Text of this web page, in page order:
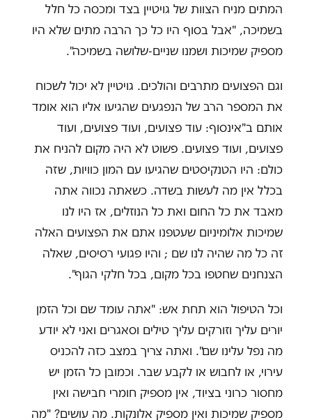
המתים מניח הצוות של גויטיין בצד ומכסה כל חלל
בשמיכה, "אבל בסוף היו כל כך הרבה מתים שלא היו
מספיק שמיכות ושמנו שניים-שלושה בשמיכה".
וגם הפצועים מתרבים והולכים. גויטיין לא יכול לשכוח
את המספר הרב של הנפגעים שהגיעו אליו הוא אומד
אותם ב"אינסוף: עוד פצועים, ועוד פצועים, ועוד
פצועים, ועוד פצועים. פשוט לא היה מקום להניח את
כולם: היו הטנקיסטים שהגיעו עם המון כוויות, שזה
בכלל אין מה לעשות בשדה. כשאתה נכווה אתה
מאבד את כל החום ואת כל הנוזלים, אז היו לנו
שמיכות אלומיניום שעטפנו אתם את הפצועים האלה
זה כל מה שהיה לנו שם ; והיו פגועי רסיסים, שאלה
הצנחנים שחטפו בכל מקום, בכל חלקי הגוף".
וכל הטיפול הוא תחת אש: "אתה עומד שם וכל הזמן
יורים עליך וזורקים עליך טילים וסאגרים ואני לא יודע
מה נפל עלינו שם". ואתה צריך במצב כזה להכניס
עירוי, או לחבוש או לקבע שבר. וכמובן כל הזמן יש
מחסור כרוני בציוד, אין מספיק חומרי חבישה ואין
מספיק שמיכות ואין מספיק אלונקות. מה עושים? "מה